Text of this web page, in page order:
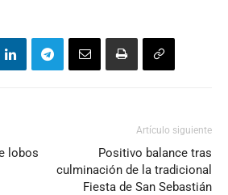
lobos
Artículo siguiente
Positivo balance tras
culminación de la tradicional
Fiesta de San Sebastián